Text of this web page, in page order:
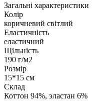
Загальні характеристики
Колір
коричневий світлий
Еластичність
еластичний
Щільність
190 г/м2
Розмір
15*15 см
Склад
Коттон 94%, эластан 6%